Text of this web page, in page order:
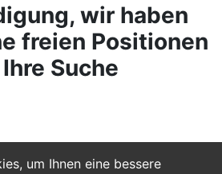
um Ihnen eine bessere
wir haben
freien Positionen
Suche